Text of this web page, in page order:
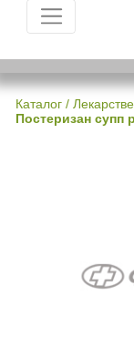
Каталог /
Постеризан супп